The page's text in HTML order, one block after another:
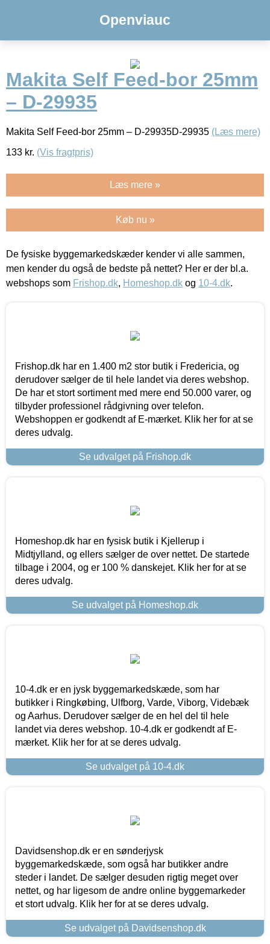
Openviauc
Makita Self Feed-bor 25mm
– D-29935
Makita Self Feed-bor 25mm – D-29935D-29935 (Læs mere)
133 kr. (Vis fragtpris)
Læs mere »
Køb nu »
De fysiske byggemarkedskæder kender vi alle sammen,
men kender du også de bedste på nettet? Her er der bl.a.
webshops som Frishop.dk, Homeshop.dk og 10-4.dk.
Frishop.dk har en 1.400 m2 stor butik i Fredericia, og
derudover sælger de til hele landet via deres webshop.
De har et stort sortiment med mere end 50.000 varer, og
tilbyder professionel rådgivning over telefon.
Webshoppen er godkendt af E-mærket. Klik her for at se
deres udvalg.
Se udvalget på Frishop.dk
Homeshop.dk har en fysisk butik i Kjellerup i
Midtjylland, og ellers sælger de over nettet. De startede
tilbage i 2004, og er 100 % danskejet. Klik her for at se
deres udvalg.
Se udvalget på Homeshop.dk
10-4.dk er en jysk byggemarkedskæde, som har
butikker i Ringkøbing, Ulfborg, Varde, Viborg, Videbæk
og Aarhus. Derudover sælger de en hel del til hele
landet via deres webshop. 10-4.dk er godkendt af E-
mærket. Klik her for at se deres udvalg.
Se udvalget på 10-4.dk
Davidsenshop.dk er en sønderjysk
byggemarkedskæde, som også har butikker andre
steder i landet. De sælger desuden rigtig meget over
nettet, og har ligesom de andre online byggemarkeder
et stort udvalg. Klik her for at se deres udvalg.
Se udvalget på Davidsenshop.dk